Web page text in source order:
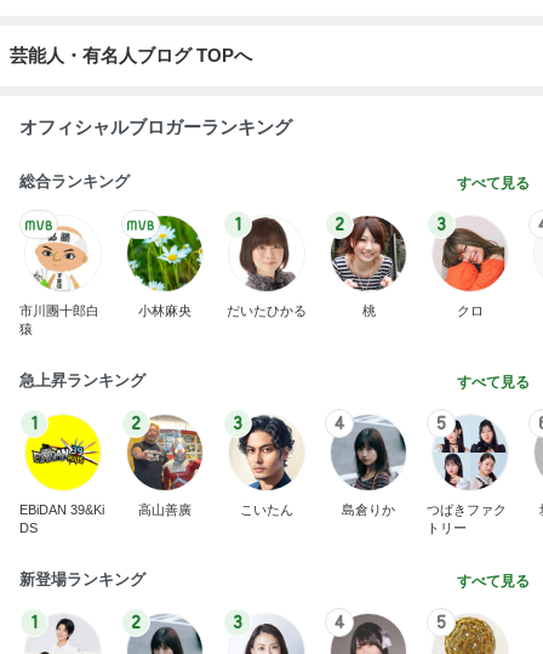
芸能人・有名人ブログ TOPへ
オフィシャルブロガーランキング
総合ランキング すべて見る
市川團十郎白
猿
小林麻央
1
だいたひかる
2
桃
3
クロ
急上昇ランキング すべて見る
1
EBiDAN 39&Ki
DS
2
高山善廣
3
こいたん
4
島倉りか
5
つばきファク
トリー
新登場ランキング すべて見る
1 2 3 4 5